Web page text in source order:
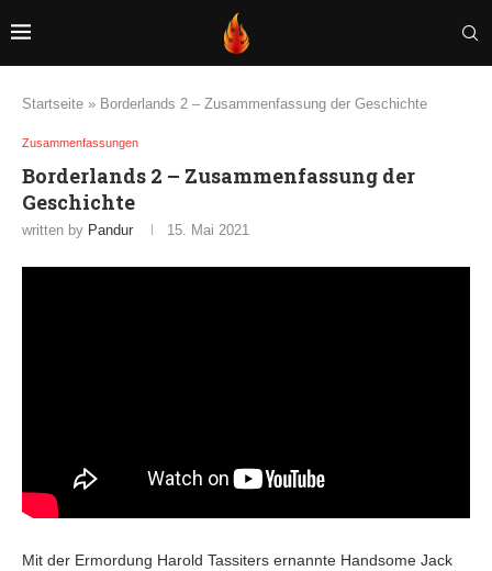
Startseite » Borderlands 2 – Zusammenfassung der Geschichte
Zusammenfassungen
Borderlands 2 – Zusammenfassung der
Geschichte
written by Pandur 15. Mai 2021
Mit der Ermordung Harold Tassiters ernannte Handsome Jack